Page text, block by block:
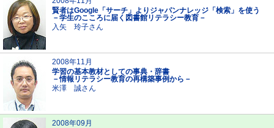
賢者はGoogle「サーチ」よりジャパンナレッジ「検索」を使う
－学生のこころに届く図書館リテラシー教育－
入矢 玲子さん
2008年11月
学習の基本教材としての事典・辞書
－情報リテラシー教育の再構築事例から－
米澤 誠さん
2008年09月